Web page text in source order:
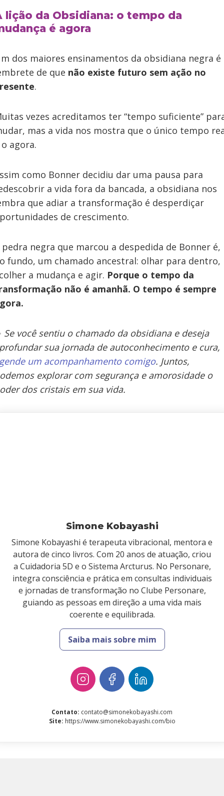
lição da Obsidiana: o tempo da
é agora
dos maiores ensinamentos da obsidiana negra é
de que não existe futuro sem ação no
.
vezes acreditamos ter “tempo suficiente”
mas a vida nos mostra que o único tempo
agora.
como Bonner decidiu dar uma pausa para
a vida fora da bancada, a obsidiana nos
que adiar a transformação é desperdiçar
de crescimento.
pedra negra que marcou a despedida de Bonner é,
fundo, um chamado ancestral: olhar para dentro,
a mudança e agir. Porque o tempo da
não é amanhã. O tempo é sempre
Se você sentiu o chamado da obsidiana e deseja
sua jornada de autoconhecimento e cura,
um acompanhamento comigo. Juntos,
explorar com segurança e amorosidade o
dos cristais em sua vida.
Simone Kobayashi
Simone Kobayashi é terapeuta vibracional, mentora e
autora de cinco livros. Com 20 anos de atuação, criou
a Cuidadoria 5D e o Sistema Arcturus. No Personare,
integra consciência e prática em consultas individuais
e jornadas de transformação no Clube Personare,
guiando as pessoas em direção a uma vida mais
coerente e equilibrada.
Saiba mais sobre mim
Contato: contato@simonekobayashi.com
Site: https://www.simonekobayashi.com/bio